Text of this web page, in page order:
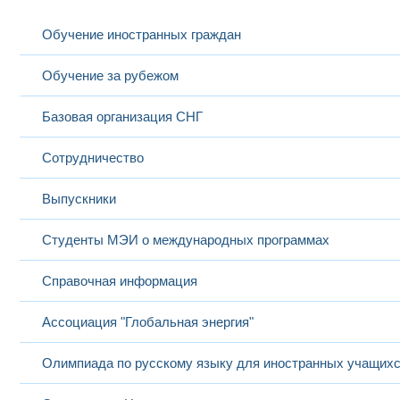
Обучение иностранных граждан
Обучение за рубежом
Базовая организация СНГ
Сотрудничество
Выпускники
Студенты МЭИ о международных программах
Справочная информация
Ассоциация "Глобальная энергия"
Олимпиада по русскому языку для иностранных